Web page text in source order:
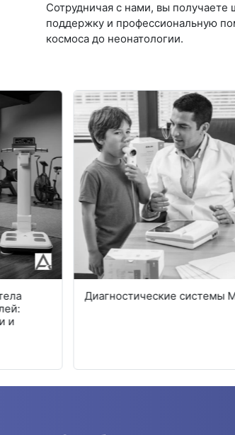
Сотрудничая с нами, вы
поддержку и профессиональную
космоса до неонатологии.
Диагностические системы MIR